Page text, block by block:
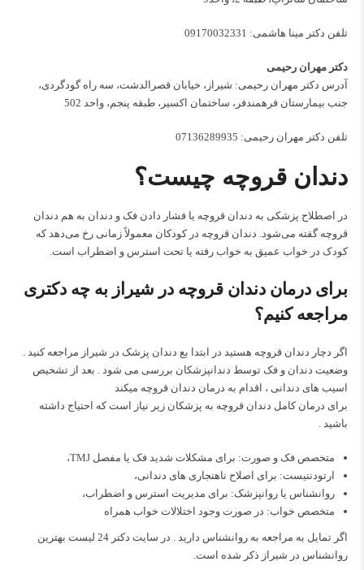
تلفن دکتر مینا هاشمی: 09170032331
دکتر مهران رحیمی
آدرس دکتر مهران رحیمی: شیراز، خیابان قصرالدشت، سه راه گودگردی،
جنب بیمارستان فرهمندفر، ساختمان اکسیر، طبقه پنجم، واحد 502
تلفن دکتر مهران رحیمی: 07136289935
دندان قروچه چیست؟
در اصطلاح پزشکی به دندان قروچه یا فشار دادن فک و دندان به هم دندان
قروچه گفته می‌شود. دندان قروچه در کودکان معمولاً زمانی رخ می‌دهد که
کودک در خواب عمیق به خواب رفته یا تحت استرس و اضطراب است.
برای درمان دندان قروچه در شیراز به چه دکتری
مراجعه کنیم؟
اگر دچار دندان قروچه هستید در ابتدا بع دندان پزشک در شیراز مراجعه کنید .
وضعیت دندان و فک توسط دندانپزشکان بررسی می شود . بعد از تشخیص
اسیب های دندانی ، اقدام به درمان دندان قروچه میکند
برای درمان کامل دندان قروچه به پزشکان زیر نیاز است که احتیاج داشته
باشید .
متخصص فک و صورت: برای مشکلات شدید فک یا مفصل TMJ،
ارتودنتیست: برای اصلاح ناهنجاری‌ های دندانی،
روانشناس یا روانپزشک: برای مدیریت استرس و اضطراب،
متخصص خواب: در صورت وجود اختلالات خواب همراه
اگر تمایل به مراجعه به روانشناس دارید . در سایت دکتر 24 لیست
بهترین
روانشناس در شیراز ذکر شده است.